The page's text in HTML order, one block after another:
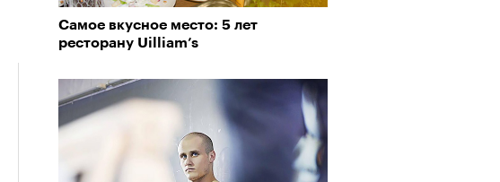
Самое вкусное место: 5 лет
ресторану Uilliam’s